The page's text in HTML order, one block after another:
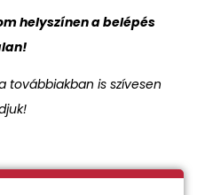
helyszínen a belépés
továbbiakban is szívesen